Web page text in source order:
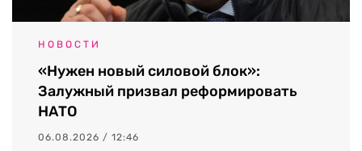
НОВОСТИ
«Нужен новый силовой блок»:
Залужный призвал реформировать
НАТО
06.08.2026 / 12:46